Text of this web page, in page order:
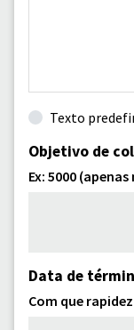
Texto
Objetivo de
Ex: 5000
Data de
Com que